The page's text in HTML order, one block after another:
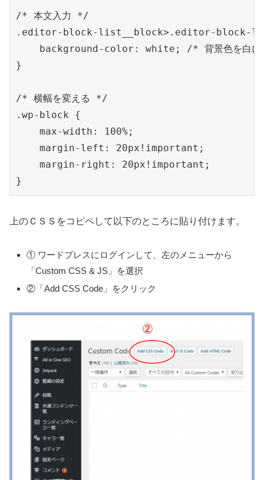
/* 本文入力 */
.editor-block-list__block>.editor-block-
background-color: white; /* 背景色を白に
}
/* 横幅を変える */
.wp-block {
    max-width: 100%;
    margin-left: 20px!important;
    margin-right: 20px!important;
上のＣＳＳをコピペして以下のところに貼り付けます。
① ワードプレスにログインして、左のメニューから
「Custom CSS & JS」を選択
②「Add CSS Code」をクリック